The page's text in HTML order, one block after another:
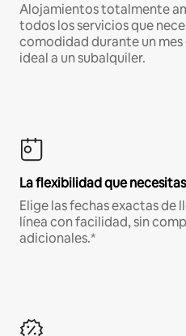
Alojamientos totalmente
todos los servicios que
comodidad durante un mes
ideal a un subalquiler.
La flexibilidad que necesitas
Elige las fechas exactas de
línea con facilidad, sin
adicionales.*